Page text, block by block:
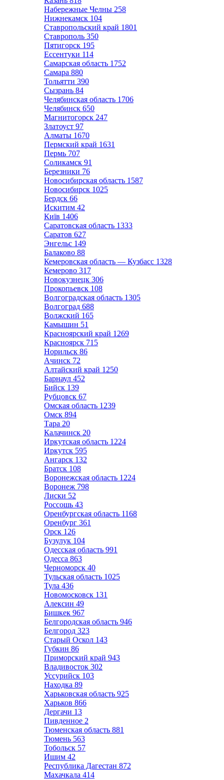
Набережные Челны 258
Нижнекамск 104
Ставропольский край 1801
Ставрополь 350
Пятигорск 195
Ессентуки 114
Самарская область 1752
Самара 880
Тольятти 390
Сызрань 84
Челябинская область 1706
Челябинск 650
Магнитогорск 247
Златоуст 97
Алматы 1670
Пермский край 1631
Пермь 707
Соликамск 91
Березники 76
Новосибирская область 1587
Новосибирск 1025
Бердск 66
Искитим 42
Київ 1406
Саратовская область 1333
Саратов 627
Энгельс 149
Балаково 88
Кемеровская область — Кузбасс 1328
Кемерово 317
Новокузнецк 306
Прокопьевск 108
Волгоградская область 1305
Волгоград 688
Волжский 165
Камышин 51
Красноярский край 1269
Красноярск 715
Норильск 86
Ачинск 72
Алтайский край 1250
Барнаул 452
Бийск 139
Рубцовск 67
Омская область 1239
Омск 894
Тара 20
Калачинск 20
Иркутская область 1224
Иркутск 595
Ангарск 132
Братск 108
Воронежская область 1224
Воронеж 798
Лиски 52
Россошь 43
Оренбургская область 1168
Оренбург 361
Орск 126
Бузулук 104
Одесская область 991
Одесса 863
Черноморск 40
Тульская область 1025
Тула 436
Новомосковск 131
Алексин 49
Бишкек 967
Белгородская область 946
Белгород 323
Старый Оскол 143
Губкин 86
Приморский край 943
Владивосток 302
Уссурийск 103
Находка 89
Харьковская область 925
Харьков 866
Дергачи 13
Пивденное 2
Тюменская область 881
Тюмень 563
Тобольск 57
Ишим 42
Республика Дагестан 872
Махачкала 414